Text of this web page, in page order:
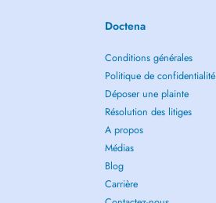
Doctena
Conditions générales
Politique de confidentialité
Déposer une plainte
Résolution des litiges
A propos
Médias
Blog
Carrière